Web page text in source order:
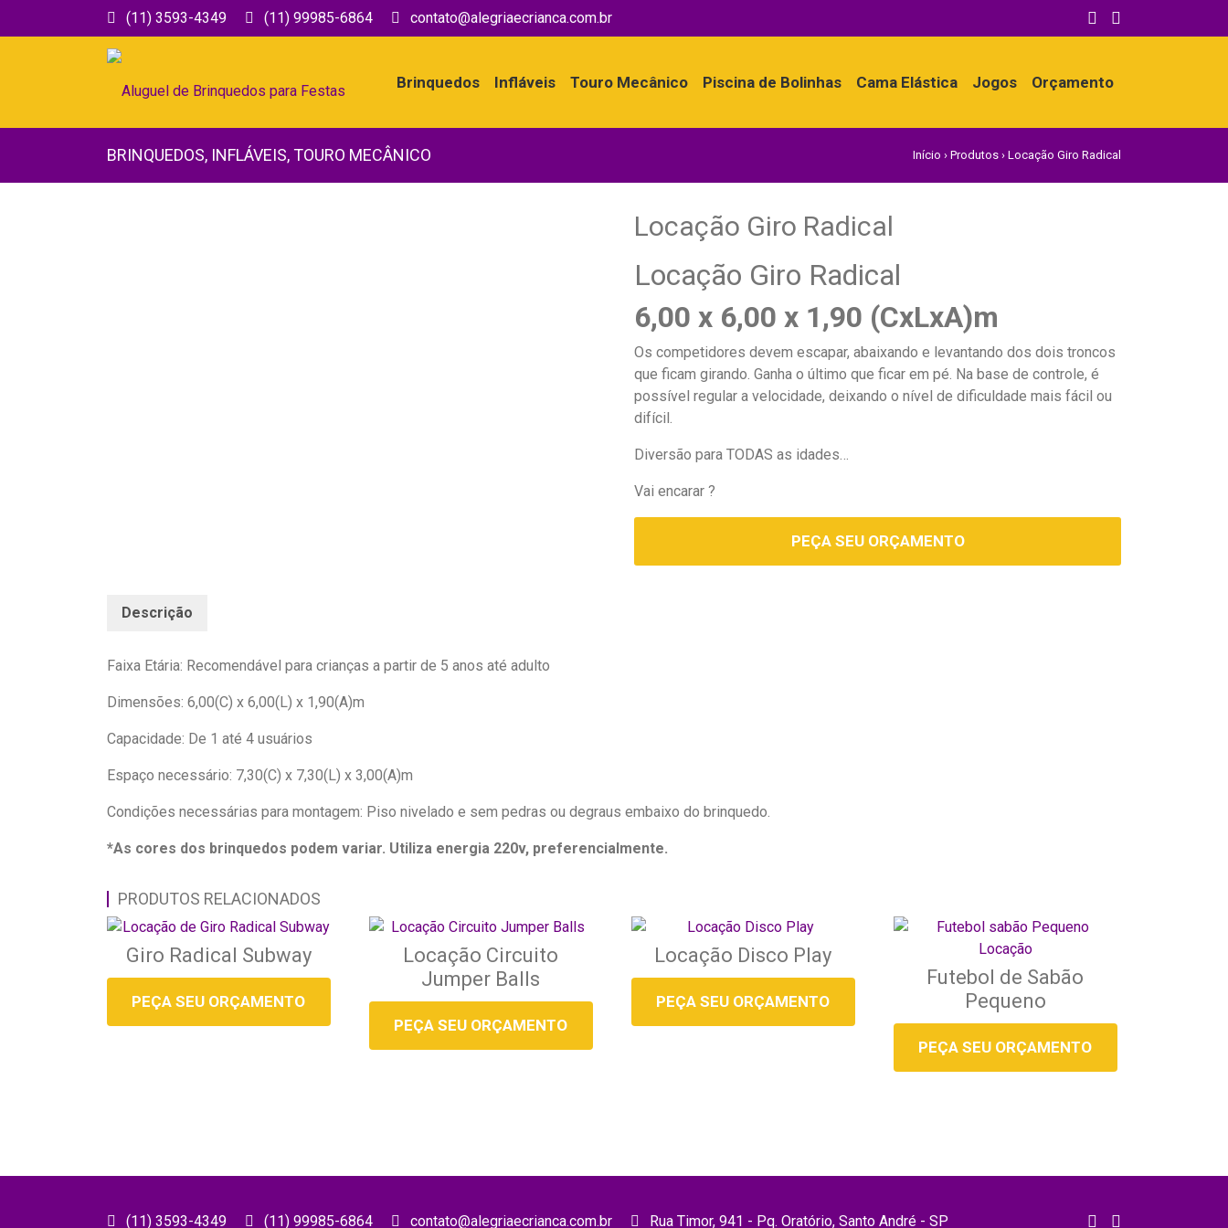
(11) 3593-4349 (11) 99985-6864 contato@alegriaecrianca.com.br
Brinquedos Infláveis Touro Mecânico Piscina de Bolinhas Cama Elástica Jogos Orçamento
BRINQUEDOS, INFLÁVEIS,TOURO MECÂNICO Início › Produtos › Locação Giro Radical
Locação Giro Radical
Locação Giro Radical
6,00 x 6,00 x 1,90 (CxLxA)m
Os competidores devem escapar, abaixando e levantando dos dois troncos
que ficam girando. Ganha o último que ficar em pé. Na base de controle, é
possível regular a velocidade, deixando o nível de dificuldade mais fácil ou
difícil.
Diversão para TODAS as idades…
Vai encarar ?
PEÇA SEU ORÇAMENTO
Descrição
Faixa Etária: Recomendável para crianças a partir de 5 anos até adulto
Dimensões: 6,00(C) x 6,00(L) x 1,90(A)m
Capacidade: De 1 até 4 usuários
Espaço necessário: 7,30(C) x 7,30(L) x 3,00(A)m
Condições necessárias para montagem: Piso nivelado e sem pedras ou degraus embaixo do brinquedo.
*As cores dos brinquedos podem variar. Utiliza energia 220v, preferencialmente.
PRODUTOS RELACIONADOS
Giro Radical Subway
PEÇA SEU ORÇAMENTO
Locação Circuito
Jumper Balls
PEÇA SEU ORÇAMENTO
Locação Disco Play
PEÇA SEU ORÇAMENTO
Futebol de Sabão
Pequeno
PEÇA SEU ORÇAMENTO
(11) 3593-4349 (11) 99985-6864 contato@alegriaecrianca.com.br Rua Timor, 941 - Pq. Oratório, Santo André - SP